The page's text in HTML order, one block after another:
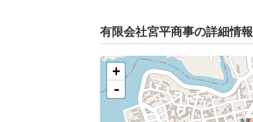
有限会社宮平商事の詳細情報
+
-